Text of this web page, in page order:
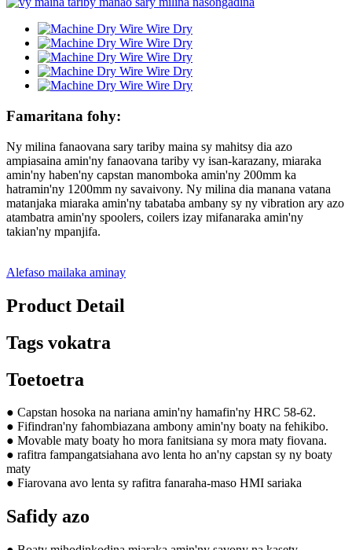
Famaritana fohy:
Ny milina fanaovana sary tariby maina sy mahitsy dia azo
ampiasaina amin'ny fanaovana tariby vy isan-karazany, miaraka
amin'ny haben'ny capstan manomboka amin'ny 200mm ka
hatramin'ny 1200mm ny savaivony. Ny milina dia manana vatana
matanjaka miaraka amin'ny tabataba ambany sy ny vibration ary azo
atambatra amin'ny spoolers, coilers izay mifanaraka amin'ny
takian'ny mpanjifa.
Alefaso mailaka aminay
Product Detail
Tags vokatra
Toetoetra
● Capstan hosoka na nariana amin'ny hamafin'ny HRC 58-62.
● Fifindran'ny fahombiazana ambony amin'ny boaty na fehikibo.
● Movable maty boaty ho mora fanitsiana sy mora maty fiovana.
● rafitra fampangatsiahana avo lenta ho an'ny capstan sy ny boaty
maty
● Fiarovana avo lenta sy rafitra fanaraha-maso HMI sariaka
Safidy azo